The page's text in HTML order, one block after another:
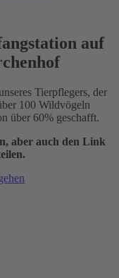
auf
Tierpflegers, der
100 Wildvögeln
über 60% geschafft.
aber auch den Link